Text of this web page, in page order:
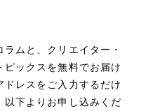
ムと、クリエイター・
ックスを無料でお届け
レスをご入力するだけ
下よりお申し込みくだ